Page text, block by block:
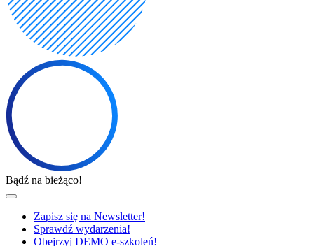
Bądź na bieżąco!
Zapisz się na Newsletter!
Sprawdź wydarzenia!
Obejrzyj DEMO e-szkoleń!